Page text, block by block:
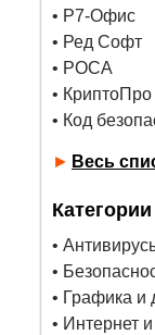
• Р7-Офис
• Ред Софт
• РОСА
• КриптоПро
• Код
► Весь
Категории
•
•
• Графика и
• Интернет и